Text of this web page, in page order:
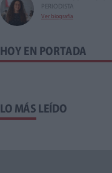
PERIODISTA
Ver biografía
HOY EN PORTADA
LO MÁS LEÍDO